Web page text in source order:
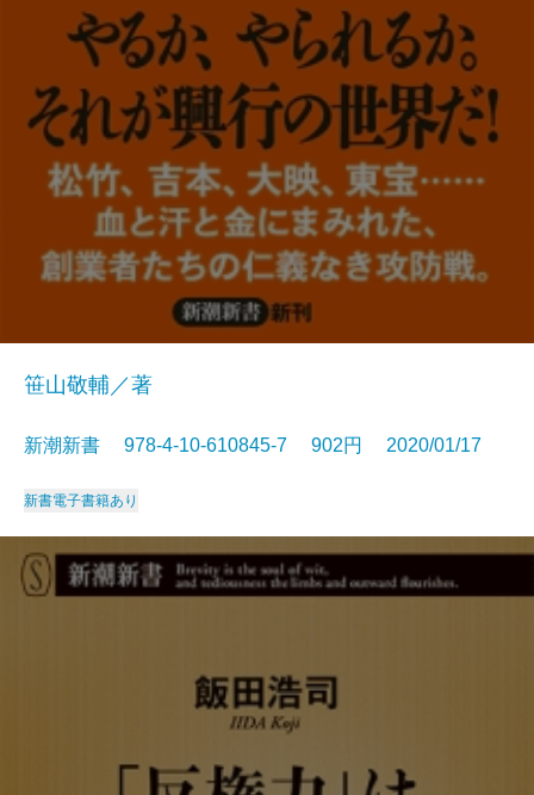
笹山敬輔／著
新潮新書 978-4-10-610845-7 902円 2020/01/17
新書電子書籍あり